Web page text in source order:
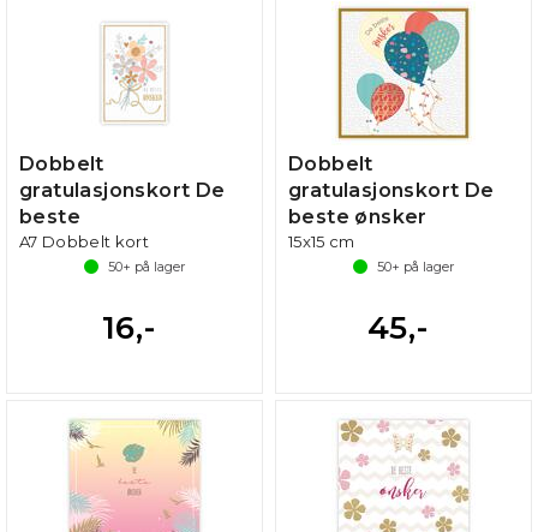
Dobbelt
gratulasjonskort De
beste
A7 Dobbelt kort
50+ på lager
16,-
Dobbelt
gratulasjonskort De
beste ønsker
15x15 cm
50+ på lager
45,-